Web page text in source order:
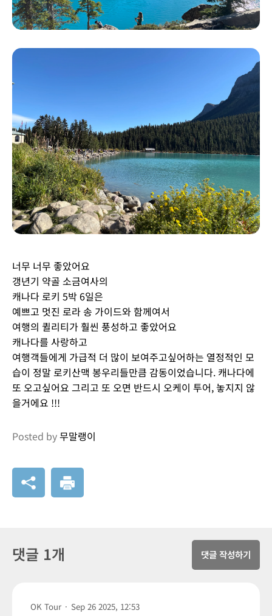
너무 너무 좋았어요
갱년기 약골 소금여사의
캐나다 로키 5박 6일은
예쁘고 멋진 로라 송 가이드와 함께여서
여행의 퀼리티가 훨씬 풍성하고 좋았어요
캐나다를 사랑하고
여행객들에게 가급적 더 많이 보여주고싶어하는 열정적인 모
습이 정말 로키산맥 봉우리들만큼 감동이었습니다. 캐나다에
또 오고싶어요 그리고 또 오면 반드시 오케이 투어, 놓지지 않
을거에요 !!!
Posted by무말랭이
댓글 1개 댓글 작성하기
OK Tour · Sep 26 2025, 12:53